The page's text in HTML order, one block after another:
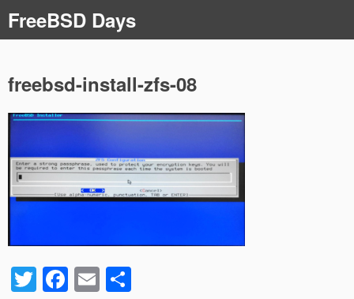
ン
テ
ツ
へ
ス
FreeBSD Days
freebsd-install-zfs-08
T F E